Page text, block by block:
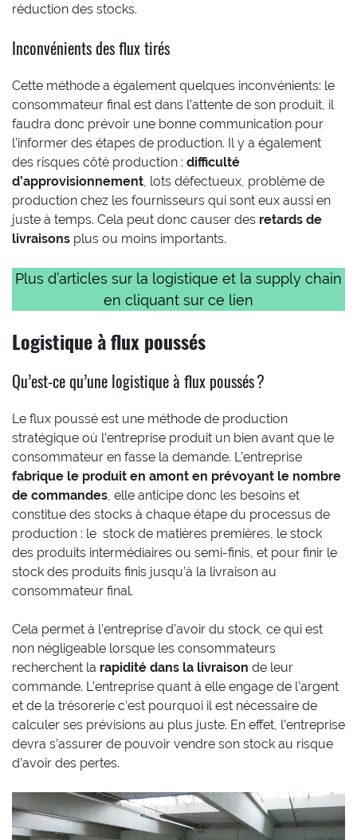
réduction des stocks.
Inconvénients des flux tirés
Cette méthode a également quelques inconvénients: le
consommateur final est dans l’attente de son produit, il
faudra donc prévoir une bonne communication pour
l’informer des étapes de production. Il y a également
des risques côté production : difficulté
d’approvisionnement , lots défectueux, problème de
production chez les fournisseurs qui sont eux aussi en
juste à temps. Cela peut donc causer des retards de
livraisons plus ou moins importants.
Plus d’articles sur la logistique et la supply chain
en cliquant sur ce lien
Logistique à flux poussés
Qu’est-ce qu’une logistique à flux poussés ?
Le flux poussé est une méthode de production
stratégique où l’entreprise produit un bien avant que le
consommateur en fasse la demande. L’entreprise
fabrique le produit en amont en prévoyant le nombre
de commandes , elle anticipe donc les besoins et
constitue des stocks à chaque étape du processus de
production : le stock de matières premières, le stock
des produits intermédiaires ou semi-finis, et pour finir le
stock des produits finis jusqu’à la livraison au
consommateur final.
Cela permet à l’entreprise d’avoir du stock, ce qui est
non négligeable lorsque les consommateurs
recherchent la rapidité dans la livraison de leur
commande. L’entreprise quant à elle engage de l’argent
et de la trésorerie c’est pourquoi il est nécessaire de
calculer ses prévisions au plus juste. En effet, l’entreprise
devra s’assurer de pouvoir vendre son stock au risque
d’avoir des pertes.